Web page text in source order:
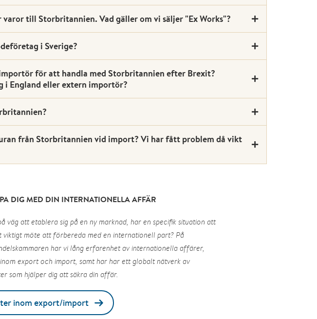
varor till Storbritannien. Vad gäller om vi säljer "Ex Works"?
i Sverige?
för att handla med Storbritannien efter Brexit?
i England eller extern importör?
från Storbritannien vid import? Vi har fått problem då vikt
DIG MED DIN INTERNATIONELLA AFFÄR
väg att etablera sig på en ny marknad, har en specifik situation att
möte att förbereda med en internationell part? På
har vi lång erfarenhet av internationella affärer,
export och import, samt har har ett globalt nätverk av
som hjälper dig att säkra din affär.
inom export/import